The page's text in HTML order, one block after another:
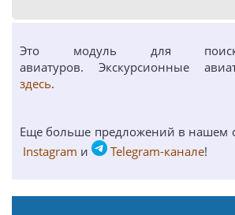
Это модуль для
авиатуров. Экскурсионные
здесь.
Еще больше предложений в нашем
Instagram и Telegram-канале!